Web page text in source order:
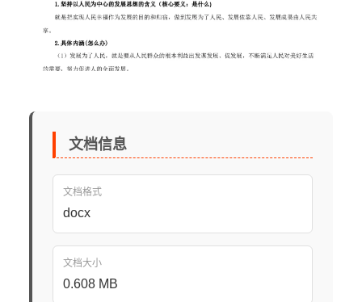
文档信息
文档格式
docx
文档大小
0.608 MB